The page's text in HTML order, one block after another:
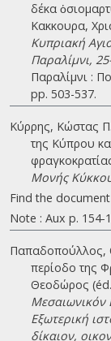
δέκα
Κακκουρα,
Κυπριακή
Παραλίμνι,
Παραλίμνι :
pp. 503-537.
Κύρρης, Κώστας
της Κύπρου
Μονής
Find the document
Note : Aux p. 154-
Παπαδοπούλλος,
περίοδο της
Θεοδώρος
Μεσαιωνικόν
Εξωτερική
δίκαιον,